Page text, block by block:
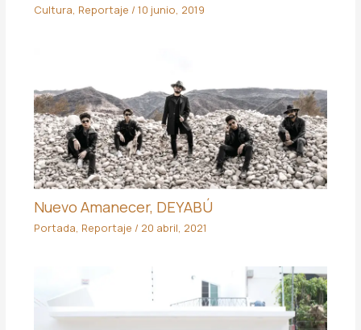
Cultura, Reportaje / 10 junio, 2019
Nuevo Amanecer, DEYABÚ
Portada, Reportaje / 20 abril, 2021